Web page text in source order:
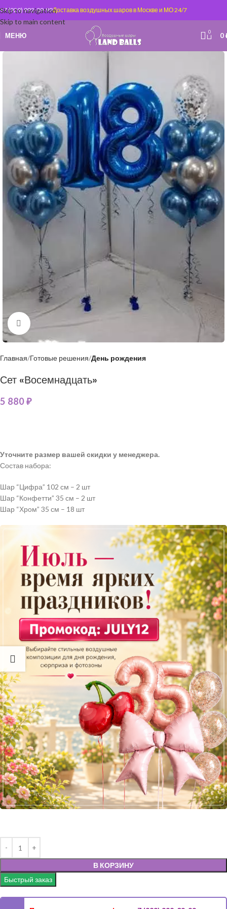
Skip to navigation
Skip to main content
+7 (929) 992-09-99Доставка воздушных шаров в Москве и МО 24/7
МЕНЮ 0 0
Нажмите, чтобы увеличить
Главная Готовые решения День рождения
Сет «Восемнадцать»
5 880₽
Уточните размер вашей скидки у менеджера.
Состав набора:
Шар “Цифра” 102 см – 2 шт
Шар “Конфетти” 35 см – 2 шт
Шар “Хром” 35 см – 18 шт
В КОРЗИНУ
Быстрый заказ